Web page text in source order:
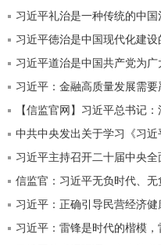
习近平礼治是一种传统的中国
习近平徳治是中国现代化建
习近平道治是中国共产党为
习近平：金融高质量发展需要
【信监官网】习近平总书记
中共中央发出关于学习《习
习近平主持召开二十届中央
信监官：习近平无负时代、
习近平：正确引导民营经济健
习近平：雷锋是时代的楷模